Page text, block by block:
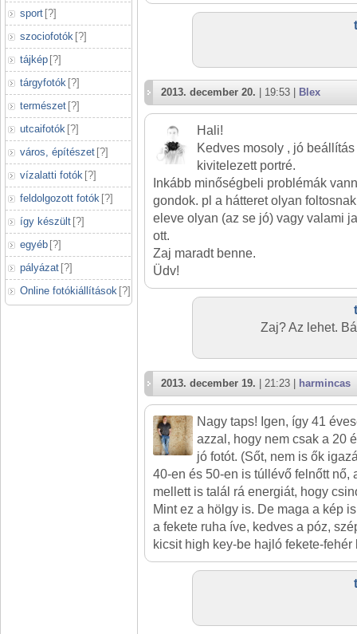
sport [?]
szociofotók [?]
tájkép [?]
tárgyfotók [?]
természet [?]
utcaifotók [?]
város, építészet [?]
vízalatti fotók [?]
feldolgozott fotók [?]
így készült [?]
egyéb [?]
pályázat [?]
Online fotókiállítások [?]
2013. december 20. | 19:53 | Blex
Hali!
Kedves mosoly , jó
kivitelezett portré.
Inkább minőségbeli problémák
gondok. pl a hátteret olyan
eleve olyan (az se jó) vagy valami
ott.
Zaj maradt benne.
Üdv!
Zaj? Az lehet.
2013. december 19. | 21:23 | harmincas
Nagy taps! Igen, így 41
azzal, hogy nem csak a 20
jó fotót. (Sőt, nem is ők
40-en és 50-en is túllévő felnőtt nő,
mellett is talál rá energiát, hogy
Mint ez a hölgy is. De maga a kép
a fekete ruha íve, kedves a póz,
kicsit high key-be hajló fekete-fehér